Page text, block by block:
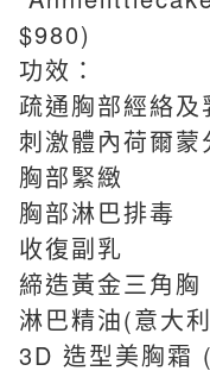
$980)
功效：
疏通胸部經絡及
刺激體內荷爾蒙
胸部緊緻
胸部淋巴排毒
收復副乳
締造黃金三角胸
淋巴精油(意大利
3D 造型美胸霜